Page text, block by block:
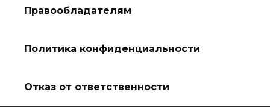
Правообладателям
Политика конфиденциальности
Отказ от ответственности